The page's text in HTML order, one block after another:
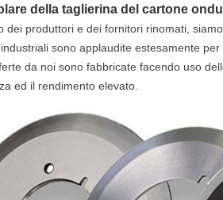
della taglierina del cartone
dei produttori e dei fornitori rinomati,
sono applaudite estesamente
da noi sono fabbricate facendo uso
ed il rendimento elevato.